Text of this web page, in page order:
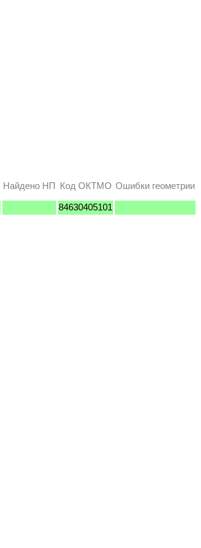
Найдено НП Код ОКТМО Ошибки геометрии
84630405101